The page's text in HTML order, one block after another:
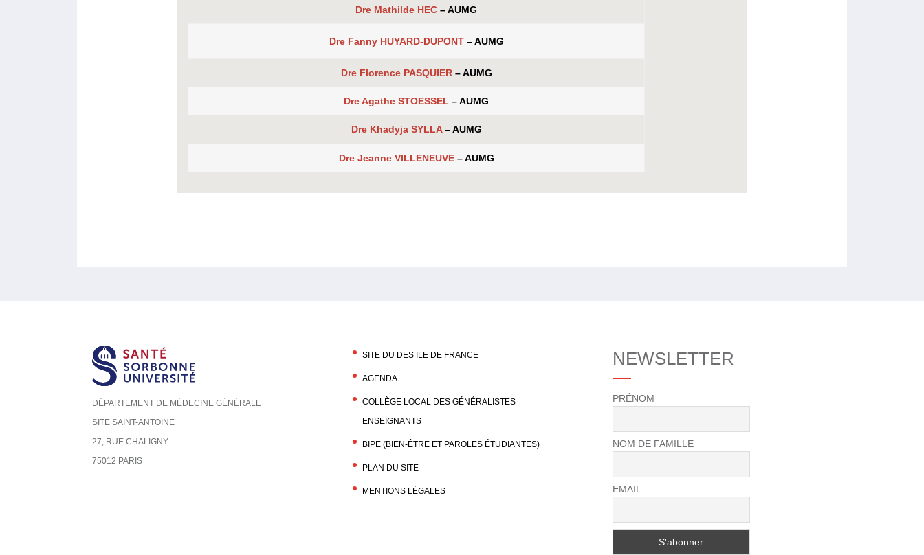
Dre Mathilde HEC – AUMG
Dre Fanny HUYARD-DUPONT– AUMG
Dre Florence PASQUIER– AUMG
Dre Agathe STOESSEL – AUMG
Dre Khadyja SYLLA– AUMG
Dre Jeanne VILLENEUVE– AUMG
DÉPARTEMENT DE MÉDECINE GÉNÉRALE
SITE SAINT-ANTOINE
27, RUE CHALIGNY
75012 PARIS
SITE DU DES ILE DE FRANCE
AGENDA
COLLÈGE LOCAL DES GÉNÉRALISTES
ENSEIGNANTS
BIPE (BIEN-ÊTRE ET PAROLES ÉTUDIANTES)
PLAN DU SITE
MENTIONS LÉGALES
NEWSLETTER
PRÉNOM
NOM DE FAMILLE
EMAIL